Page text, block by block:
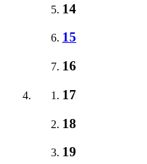
14
15
16
17
18
19